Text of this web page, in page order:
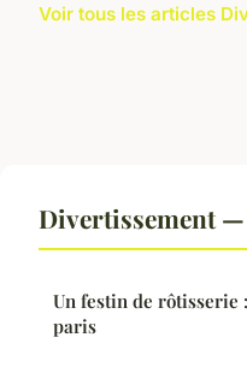
Voir tous les articles
Divertissement
Un festin de rôtisserie
paris